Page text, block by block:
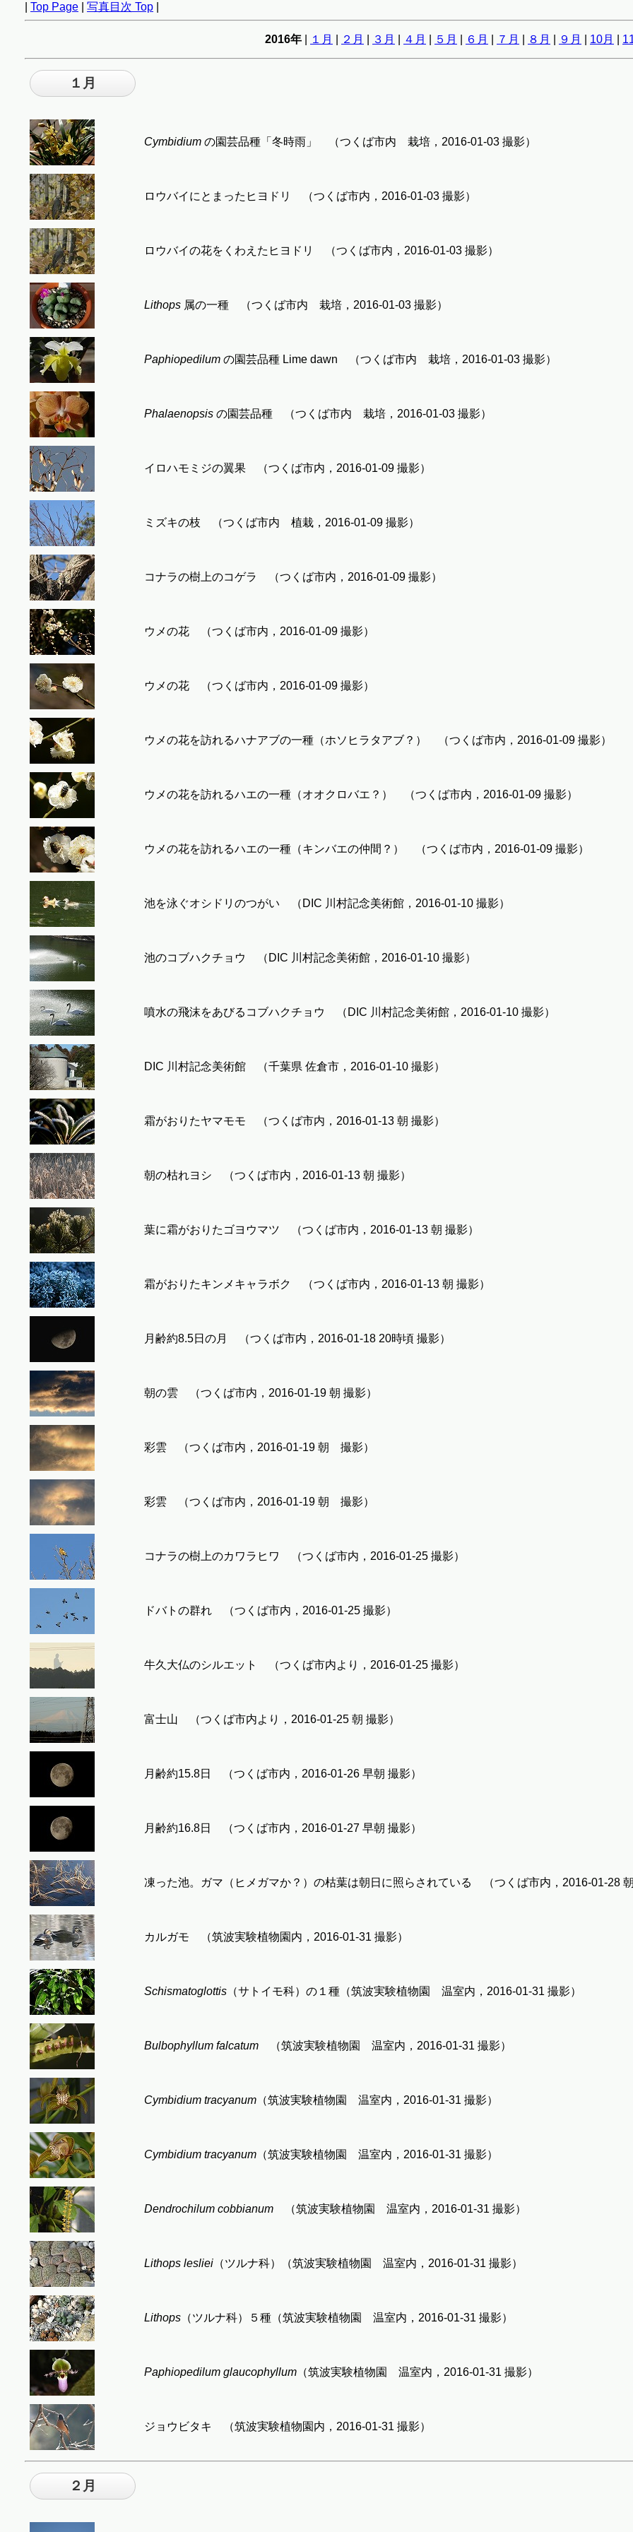
Top Page 写真目次 Top
2016年 １月 ２月 ３月 ４月 ５月 ６月 ７月 ８月 ９月 10月
１月
Cymbidium の園芸品種「冬時雨」 （つくば市内 栽培，2016-01-03 撮影）
ロウバイにとまったヒヨドリ （つくば市内，2016-01-03 撮影）
ロウバイの花をくわえたヒヨドリ （つくば市内，2016-01-03 撮影）
Lithops 属の一種 （つくば市内 栽培，2016-01-03 撮影）
Paphiopedilum の園芸品種 Lime dawn （つくば市内 栽培，2016-01-03 撮影）
Phalaenopsis の園芸品種 （つくば市内 栽培，2016-01-03 撮影）
イロハモミジの翼果 （つくば市内，2016-01-09 撮影）
ミズキの枝 （つくば市内 植栽，2016-01-09 撮影）
コナラの樹上のコゲラ （つくば市内，2016-01-09 撮影）
ウメの花 （つくば市内，2016-01-09 撮影）
ウメの花 （つくば市内，2016-01-09 撮影）
ウメの花を訪れるハナアブの一種（ホソヒラタアブ？） （つくば市内，2016-01-09 撮影）
ウメの花を訪れるハエの一種（オオクロバエ？） （つくば市内，2016-01-09 撮影）
ウメの花を訪れるハエの一種（キンバエの仲間？） （つくば市内，2016-01-09 撮影）
池を泳ぐオシドリのつがい （DIC 川村記念美術館，2016-01-10 撮影）
池のコブハクチョウ （DIC 川村記念美術館，2016-01-10 撮影）
噴水の飛沫をあびるコブハクチョウ （DIC 川村記念美術館，2016-01-10 撮影）
DIC 川村記念美術館 （千葉県 佐倉市，2016-01-10 撮影）
霜がおりたヤマモモ （つくば市内，2016-01-13 朝 撮影）
朝の枯れヨシ （つくば市内，2016-01-13 朝 撮影）
葉に霜がおりたゴヨウマツ （つくば市内，2016-01-13 朝 撮影）
霜がおりたキンメキャラボク （つくば市内，2016-01-13 朝 撮影）
月齢約8.5日の月 （つくば市内，2016-01-18 20時頃 撮影）
朝の雲 （つくば市内，2016-01-19 朝 撮影）
彩雲 （つくば市内，2016-01-19 朝 撮影）
彩雲 （つくば市内，2016-01-19 朝 撮影）
コナラの樹上のカワラヒワ （つくば市内，2016-01-25 撮影）
ドバトの群れ （つくば市内，2016-01-25 撮影）
牛久大仏のシルエット （つくば市内より，2016-01-25 撮影）
富士山 （つくば市内より，2016-01-25 朝 撮影）
月齢約15.8日 （つくば市内，2016-01-26 早朝 撮影）
月齢約16.8日 （つくば市内，2016-01-27 早朝 撮影）
凍った池。ガマ（ヒメガマか？）の枯葉は朝日に照らされている （つくば市内，2016-01-28
カルガモ （筑波実験植物園内，2016-01-31 撮影）
Schismatoglottis （サトイモ科）の１種（筑波実験植物園 温室内，2016-01-31 撮影）
Bulbophyllum falcatum （筑波実験植物園 温室内，2016-01-31 撮影）
Cymbidium tracyanum （筑波実験植物園 温室内，2016-01-31 撮影）
Cymbidium tracyanum （筑波実験植物園 温室内，2016-01-31 撮影）
Dendrochilum cobbianum （筑波実験植物園 温室内，2016-01-31 撮影）
Lithops lesliei （ツルナ科）（筑波実験植物園 温室内，2016-01-31 撮影）
Lithops （ツルナ科）５種（筑波実験植物園 温室内，2016-01-31 撮影）
Paphiopedilum glaucophyllum （筑波実験植物園 温室内，2016-01-31 撮影）
ジョウビタキ （筑波実験植物園内，2016-01-31 撮影）
２月